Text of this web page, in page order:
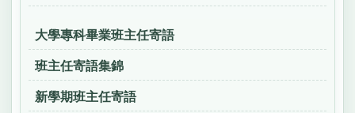
大學專科畢業班主任寄語
班主任寄語集錦
新學期班主任寄語